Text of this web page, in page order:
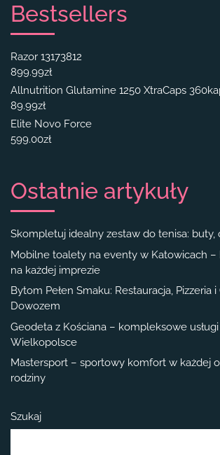
Bestsellers
Razor 13173812
899.99zł
Allnutrition Glutamine 1250 XtraCaps
89.99zł
Elite Novo Force
599.00zł
Ostatnie artykuły
Skompletuj idealny zestaw do tenisa: buty,
Mobilne toalety na eventy w Katowicach
na każdej imprezie
Bytom Pełen Smaku: Restauracja, Pizzeria
Dowozem
Geodeta z Kościana – kompleksowe
Wielkopolsce
Mastersport – sportowy komfort w każdej
rodziny
Szukaj